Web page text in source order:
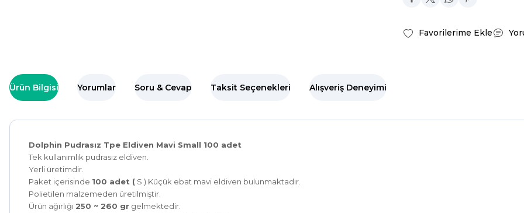
Ürün Bilgisi Yorumlar Soru & Cevap Taksit Seçenekleri Alışveriş Deneyimi
Dolphin Pudrasız Tpe Eldiven Mavi Small 100 adet
Tek kullanımlık pudrasız eldiven.
Yerli üretimdir.
Paket içerisinde 100 adet ( S ) Küçük ebat mavi eldiven bulunmaktadır.
Polietilen malzemeden üretilmiştir.
Ürün ağırlığı 250 ~ 260 gr gelmektedir.